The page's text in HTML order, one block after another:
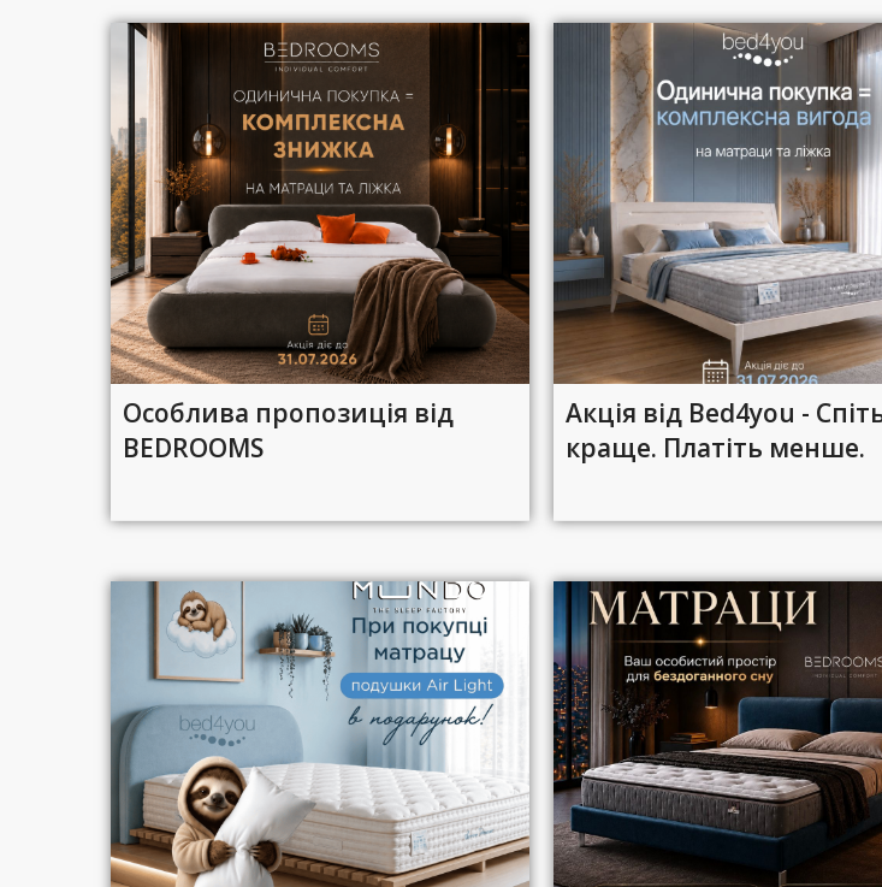
Особлива пропозиція від
BEDROOMS
Акція від Bed4you -
краще. Платіть менше.